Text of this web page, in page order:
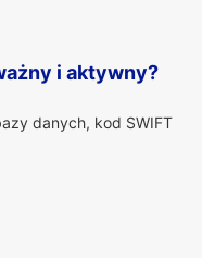
i aktywny?
danych, kod SWIFT